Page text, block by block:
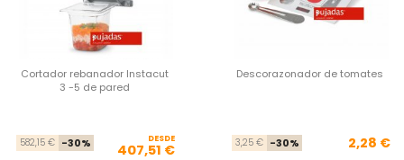
Cortador rebanador Instacut
3 -5 de pared
Precio base
582,15 € -30% Precio
DESDE
407,51 €
Descorazonador de tomates
3,25 € -30% 2,28 €